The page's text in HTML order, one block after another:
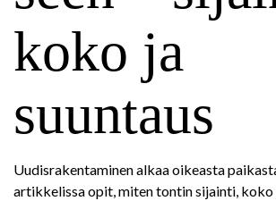
koko ja
suuntaus
Uudisrakentaminen alkaa oikeasta
artikkelissa opit, miten tontin sijainti, koko